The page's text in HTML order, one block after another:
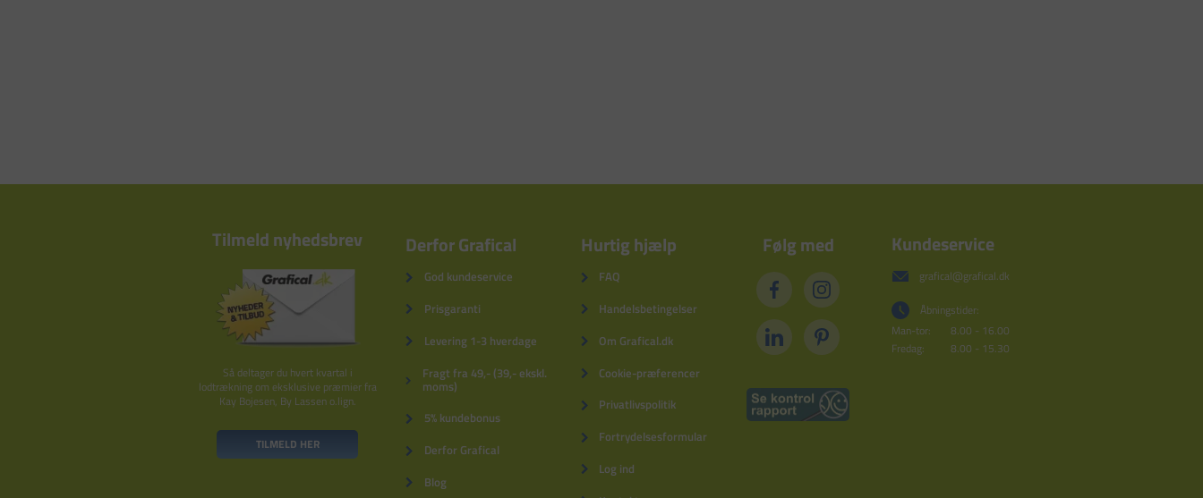
Tilmeld nyhedsbrev
Så deltager du hvert kvartal i
lodtrækning om eksklusive præmier fra
Kay Bojesen, By Lassen o.lign.
TILMELD HER
Derfor Grafical
God kundeservice
Prisgaranti
Levering 1-3 hverdage
Fragt fra 49,- (39,- ekskl.
moms)
5% kundebonus
Derfor Grafical
Blog
Hurtig hjælp
FAQ
Handelsbetingelser
Om Grafical.dk
Cookie-præferencer
Privatlivspolitik
Fortrydelsesformular
Log ind
Følg med Kundeservice
grafical@grafical.dk
Åbningstider:
Man-tor:
8.00 - 16.00
Fredag:
8.00 - 15.30